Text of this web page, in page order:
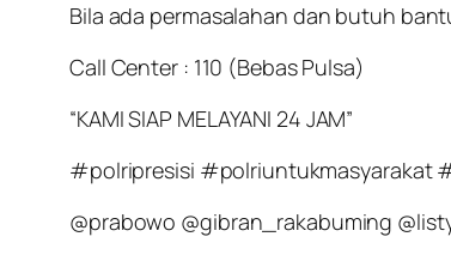
Bila ada permasalahan dan butuh
Call Center : 110 (Bebas Pulsa)
“KAMI SIAP MELAYANI 24 JAM”
#polripresisi #polriuntukmasyarakat
@prabowo @gibran_rakabuming